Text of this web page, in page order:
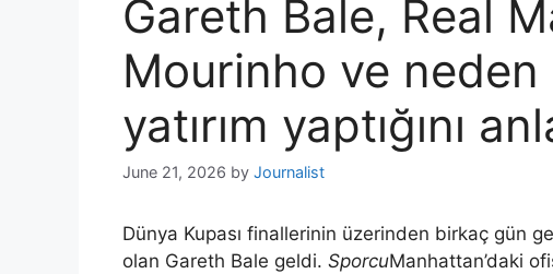
Gareth Bale, Real
Mourinho ve neden
yatırım yaptığını
June 21, 2026 by Journalist
Dünya Kupası finallerinin üzerinden birkaç gün
olan Gareth Bale geldi. SporcuManhattan’daki